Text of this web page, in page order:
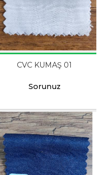
CVC KUMAŞ 01
Sorunuz